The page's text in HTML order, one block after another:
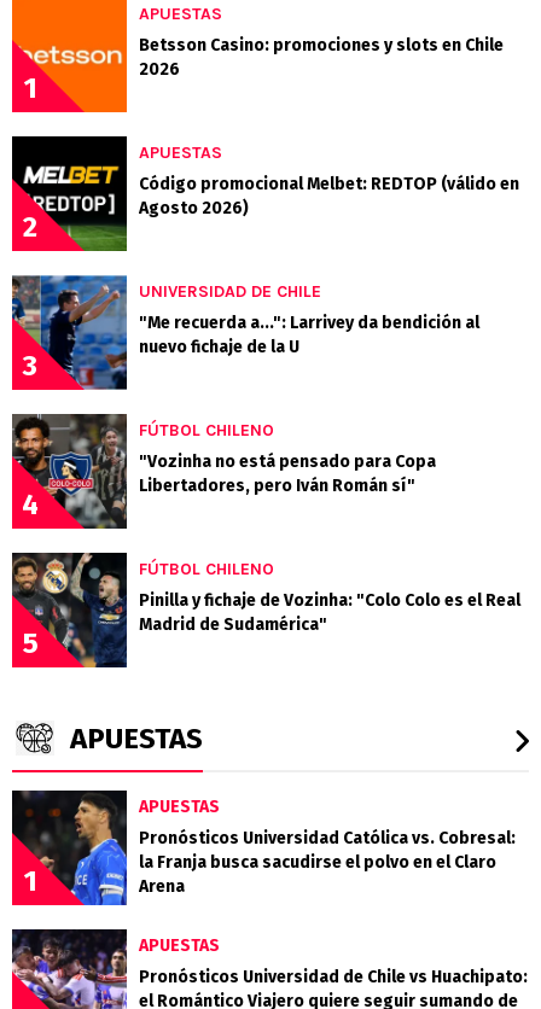
1
APUESTAS
Betsson Casino: promociones y slots en Chile
2026
2
APUESTAS
Código promocional Melbet: REDTOP (válido en
Agosto 2026)
3
UNIVERSIDAD DE CHILE
"Me recuerda a...": Larrivey da bendición al
nuevo fichaje de la U
4
FÚTBOL CHILENO
"Vozinha no está pensado para Copa
Libertadores, pero Iván Román sí"
5
FÚTBOL CHILENO
Pinilla y fichaje de Vozinha: "Colo Colo es el Real
Madrid de Sudamérica"
APUESTAS
1
APUESTAS
Pronósticos Universidad Católica vs. Cobresal:
la Franja busca sacudirse el polvo en el Claro
Arena
APUESTAS
Pronósticos Universidad de Chile vs Huachipato:
el Romántico Viajero quiere seguir sumando de